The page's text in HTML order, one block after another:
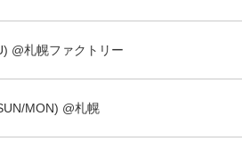
@札幌ファクトリー
MON) @札幌